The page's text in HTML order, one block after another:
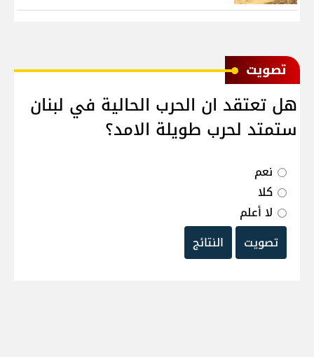
ﺗﺼﻮﻳﺖ
هل تعتقد ان الحرب الحالية في لبنان
ستمتد لحرب طويلة الامد؟
نعم
كلا
لا أعلم
تصويت
النتائج